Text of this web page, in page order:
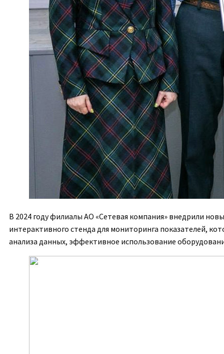
В 2024 году филиалы АО «Сетевая компания» внедрили
интерактивного стенда для мониторинга показателей,
анализа данных, эффективное использование